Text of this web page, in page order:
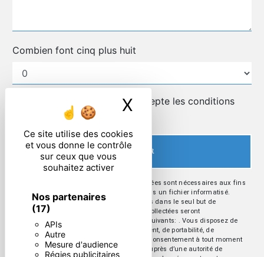
Ce site utilise des cookies
et vous donne le contrôle
sur ceux que vous
souhaitez activer
Nos partenaires
(17)
APIs
Autre
Mesure d'audience
Régies publicitaires
X Masquer le
Combien font cinq plus huit
En cochant cette case, j'accepte les conditions
particulières ci-dessous **
ENVOYER
** Les données personnelles communiquées sont nécessaires aux fins
de vous contacter et sont enregistrées dans un fichier informatisé.
Elles sont destinées à et ses sous-traitants dans le seul but de
répondre à votre message. Les données collectées seront
communiquées aux seuls destinataires suivants: . Vous disposez de
droits d’accès, de rectification, d’effacement, de portabilité, de
limitation, d’opposition, de retrait de votre consentement à tout moment
et du droit d’introduire une réclamation auprès d’une autorité de